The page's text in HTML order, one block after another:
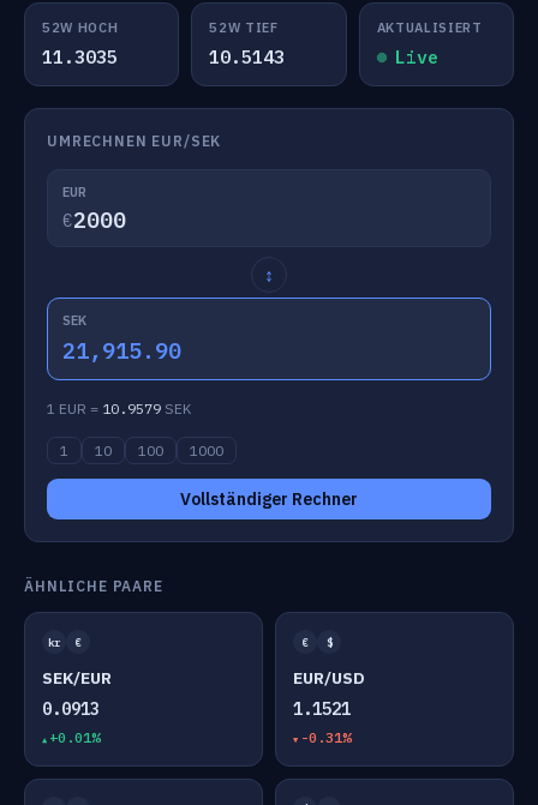
52W HOCH
11.3035
52W TIEF
10.5143
AKTUALISIERT
Live
UMRECHNEN EUR/SEK
EUR
€
↕
SEK
21,915.90
1 EUR = 10.9579 SEK
1 10 100 1000
Vollständiger Rechner
ÄHNLICHE PAARE
kr €
SEK/EUR
0.0913
+0.01%
€ $
EUR/USD
1.1521
-0.31%